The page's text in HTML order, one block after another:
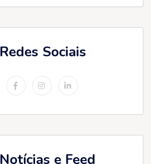
Redes Sociais
Notícias e Feed